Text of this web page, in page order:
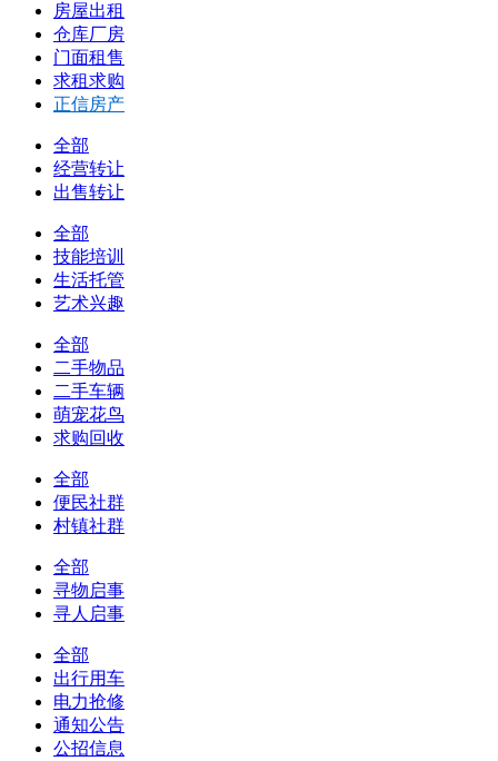
房屋出租
仓库厂房
门面租售
求租求购
正信房产
全部
经营转让
出售转让
全部
技能培训
生活托管
艺术兴趣
全部
二手物品
二手车辆
萌宠花鸟
求购回收
全部
便民社群
村镇社群
全部
寻物启事
寻人启事
全部
出行用车
电力抢修
通知公告
公招信息